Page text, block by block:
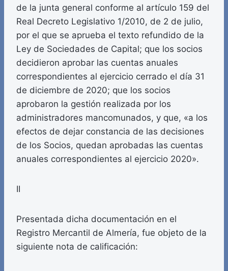
de la junta general conforme al artículo 159 del
Real Decreto Legislativo 1/2010, de 2 de julio,
por el que se aprueba el texto refundido de la
Ley de Sociedades de Capital; que los socios
decidieron aprobar las cuentas anuales
correspondientes al ejercicio cerrado el día 31
de diciembre de 2020; que los socios
aprobaron la gestión realizada por los
administradores mancomunados, y que, «a los
efectos de dejar constancia de las decisiones
de los Socios, quedan aprobadas las cuentas
anuales correspondientes al ejercicio 2020».
II
Presentada dicha documentación en el
Registro Mercantil de Almería, fue objeto de la
siguiente nota de calificación: